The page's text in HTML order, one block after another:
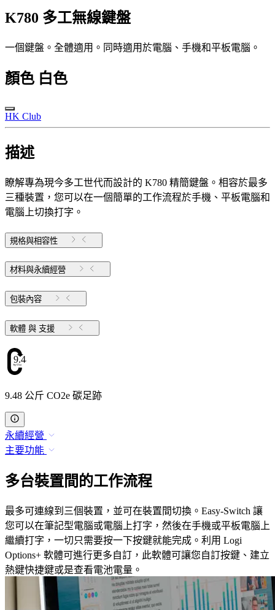
K780 多工無線鍵盤
一個鍵盤。全體適用。同時適用於電腦、手機和平板電腦。
顏色 白色
HK Club
描述
瞭解專為現今多工世代而設計的 K780 精簡鍵盤。相容於最多
三種裝置，您可以在一個簡單的工作流程於手機、平板電腦和
電腦上切換打字。
規格與相容性
材料與永續經營
包裝內容
軟體 與 支援
9.48
9.48 公斤 CO2e 碳足跡
永續經營
主要功能
多台裝置間的工作流程
最多可連線到三個裝置，並可在裝置間切換。Easy-Switch 讓
您可以在筆記型電腦或電腦上打字，然後在手機或平板電腦上
繼續打字，一切只需要按一下按鍵就能完成。利用 Logi
Options+ 軟體可進行更多自訂，此軟體可讓您自訂按鍵、建立
熱鍵快捷鍵或是查看電池電量。